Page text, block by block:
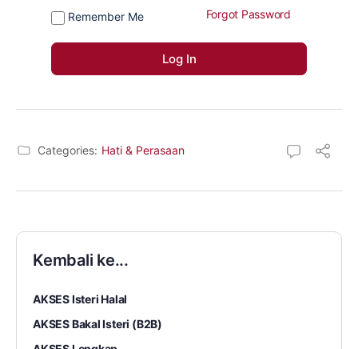
Remember Me Forgot Password
Categories: Hati & Perasaan
Kembali ke...
AKSES Isteri Halal
AKSES Bakal Isteri (B2B)